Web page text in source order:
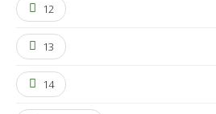
12
13
14